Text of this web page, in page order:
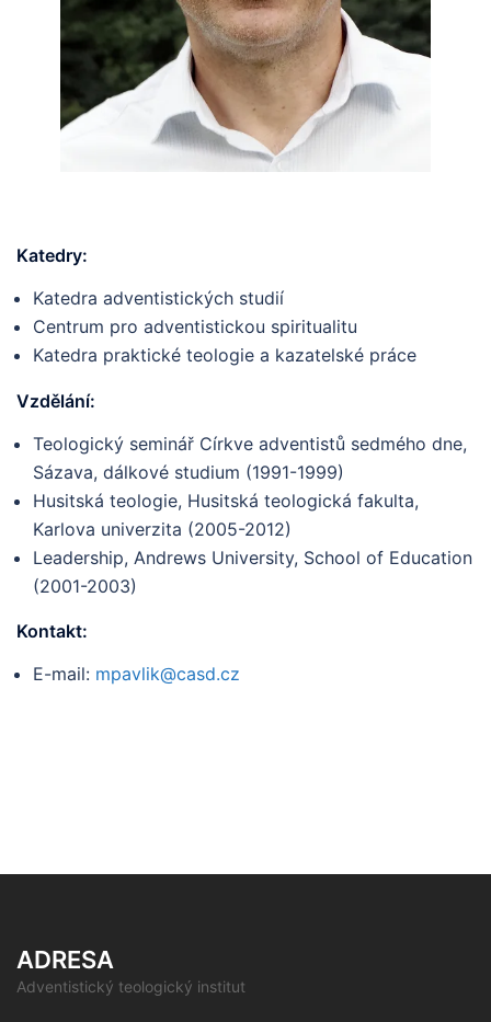
Katedry:
Katedra adventistických studií
Centrum pro adventistickou spiritualitu
Katedra praktické teologie a kazatelské práce
Vzdělání:
Teologický seminář Církve adventistů sedmého dne,
Sázava, dálkové studium (1991-1999)
Husitská teologie, Husitská teologická fakulta,
Karlova univerzita (2005-2012)
Leadership, Andrews University, School of Education
(2001-2003)
Kontakt:
E-mail: mpavlik@casd.cz
ADRESA
Adventistický teologický institut